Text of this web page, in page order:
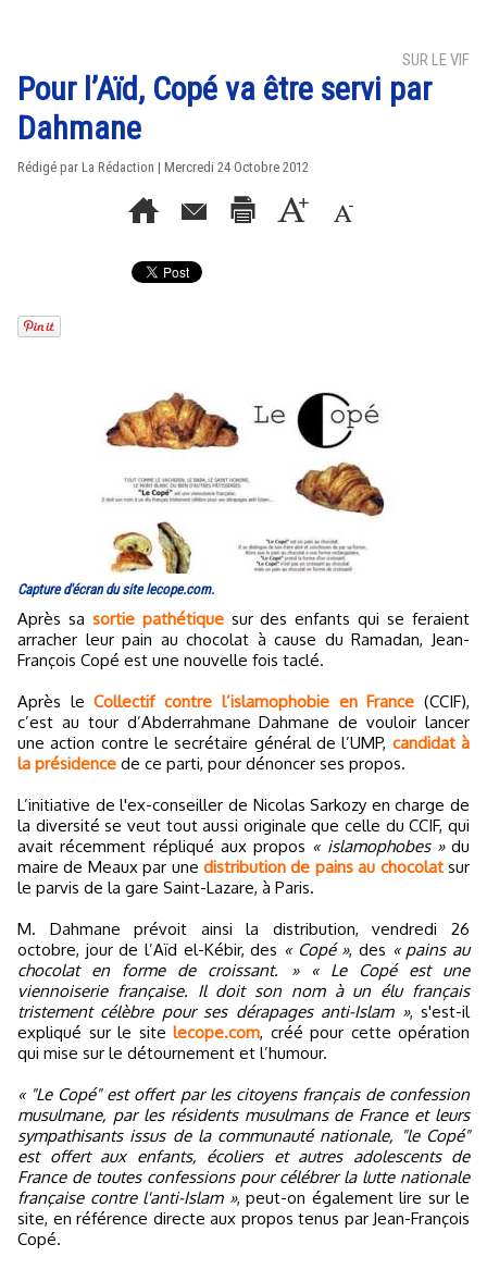
SUR LE VIF
Pour l’Aïd, Copé va être servi par
Dahmane
Rédigé par La Rédaction | Mercredi 24 Octobre 2012
Capture d'écran du site lecope.com.
Après sa sortie pathétiquesur des enfants qui se feraient
arracher leur pain au chocolat à cause du Ramadan, Jean-
François Copé est une nouvelle fois taclé.
Après leCollectif contre l’islamophobie en France(CCIF),
c’est au tour d’Abderrahmane Dahmane de vouloir lancer
une action contre le secrétaire général de l’UMP, candidat à
la présidence de ce parti, pour dénoncer ses propos.
L’initiative de l'ex-conseiller de Nicolas Sarkozy en charge de
la diversité se veut tout aussi originale que celle du CCIF, qui
avait récemment répliqué aux propos « islamophobes »du
maire de Meaux par une distribution de pains au chocolatsur
le parvis de la gare Saint-Lazare, à Paris.
M. Dahmane prévoit ainsi la distribution, vendredi 26
octobre, jour de l’Aïd el-Kébir, des « Copé », des « pains au
chocolat en forme de croissant. »
« Le Copé est une
viennoiserie française. Il doit son nom à un élu français
tristement célèbre pour ses dérapages anti-Islam », s'est-il
expliqué sur le site lecope.com, créé pour cette opération
qui mise sur le détournement et l’humour.
« "Le Copé" est offert par les citoyens français de confession
musulmane, par les résidents musulmans de France et leurs
sympathisants issus de la communauté nationale, "le Copé"
est offert aux enfants, écoliers et autres adolescents de
France de toutes confessions pour célébrer la lutte nationale
française contre l'anti-Islam », peut-on également lire sur le
site, en référence directe aux propos tenus par Jean-François
Copé.